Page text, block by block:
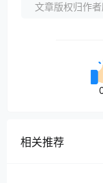
文章版权归作者
相关推荐